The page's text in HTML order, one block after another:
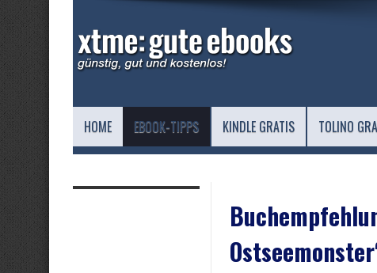
HOME EBOOK-TIPPS KINDLE GRATIS TOLINO